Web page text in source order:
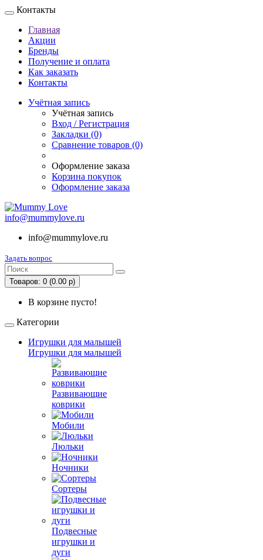
Контакты
Главная
Акции
Бренды
Получение и оплата
Как заказать
Контакты
Учётная запись
Учётная запись
Вход / Регистрация
Закладки (0)
Сравнение товаров (0)
Оформление заказа
Корзина покупок
Оформление заказа
info@mummylove.ru
info@mummylove.ru
Задать вопрос
Товаров: 0 (0.00 р)
В корзине пусто!
Категории
Игрушки для малышей
Игрушки для малышей
Развивающие
коврики
Мобили
Люльки
Ночники
Сортеры
Подвесные
игрушки и
дуги